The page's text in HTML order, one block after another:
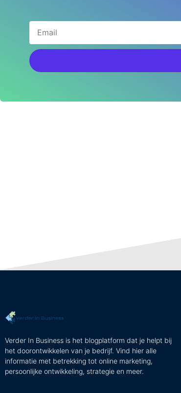
Verder In Business is het blogplatform dat je helpt bij
het doorontwikkelen van je bedrijf. Vind hier alle
informatie met betrekking tot online marketing,
persoonlijke ontwikkeling, strategie en meer.